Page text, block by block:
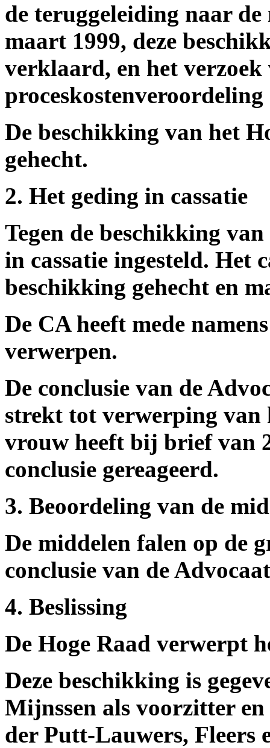
de teruggeleiding naar
maart 1999, deze
verklaard, en het
proceskostenveroordeling
De beschikking van het
gehecht.
2. Het geding in cassatie
Tegen de beschikking
in cassatie ingesteld. Het
beschikking gehecht en
De CA heeft mede
verwerpen.
De conclusie van de
strekt tot verwerping van
vrouw heeft bij brief van
conclusie gereageerd.
3. Beoordeling van de
De middelen falen op de
conclusie van de
4. Beslissing
De Hoge Raad verwerpt
Deze beschikking is
Mijnssen als voorzitter
der Putt-Lauwers, Fleers